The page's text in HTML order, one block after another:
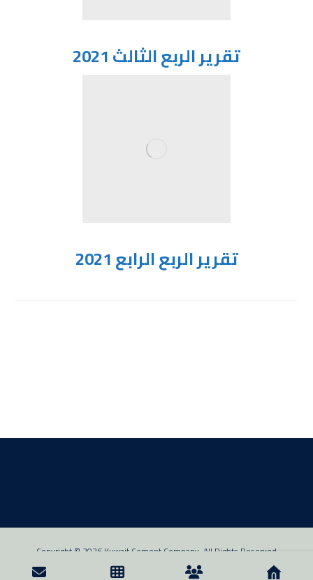
تقرير الربع الثالث 2021
تقرير الربع الرابع 2021
Copyright © 2026 Kuwait Cement Company. All Rights Reserved